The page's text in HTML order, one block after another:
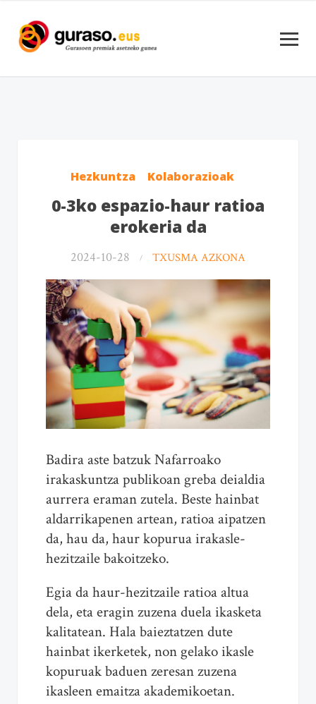
Hezkuntza Kolaborazioak
0-3ko espazio-haur ratioa
erokeria da
2024-10-28 TXUSMA AZKONA
Badira aste batzuk Nafarroako
irakaskuntza publikoan greba deialdia
aurrera eraman zutela. Beste hainbat
aldarrikapenen artean, ratioa aipatzen
da, hau da, haur kopurua irakasle-
hezitzaile bakoitzeko.
Egia da haur-hezitzaile ratioa altua
dela, eta eragin zuzena duela ikasketa
kalitatean. Hala baieztatzen dute
hainbat ikerketek, non gelako ikasle
kopuruak baduen zeresan zuzena
ikasleen emaitza akademikoetan.